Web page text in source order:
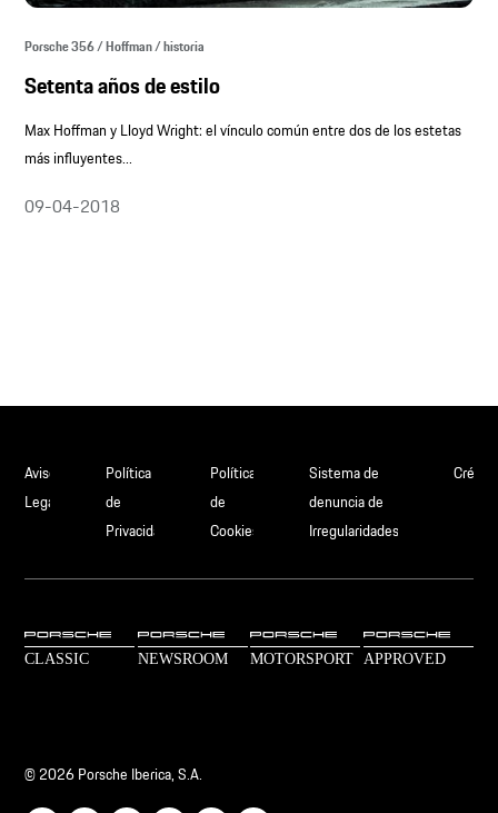
Porsche 356 / Hoffman / historia
Setenta años de estilo
Max Hoffman y Lloyd Wright: el vínculo común entre dos de los estetas
más influyentes...
09-04-2018
Aviso
Legal
Política
de
Privacidad
Política
de
Cookies
Sistema de
denuncia de
Irregularidades
© 2026 Porsche Iberica, S.A.